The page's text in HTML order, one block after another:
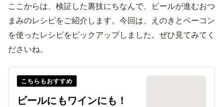
ここからは、検証した裏技にちなんで、ビールが進むおつ
まみのレシピをご紹介します。今回は、えのきとベーコン
を使ったレシピをピックアップしました。ぜひ見てみてく
ださいね。
こちらもおすすめ
ビールにもワインにも！